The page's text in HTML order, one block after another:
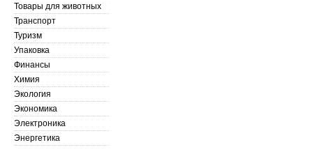
Товары для животных
Транспорт
Туризм
Упаковка
Финансы
Химия
Экология
Экономика
Электроника
Энергетика